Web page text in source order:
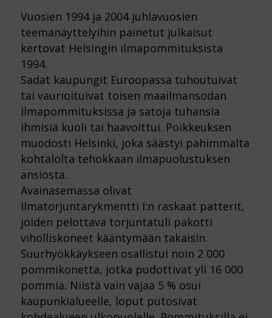
Vuosien 1994 ja 2004 juhlavuosien
teemanäyttelyihin painetut julkaisut
kertovat Helsingin ilmapommituksista
1994.
Sadat kaupungit Euroopassa tuhoutuivat
tai vaurioituivat toisen maailmansodan
ilmapommituksissa ja satoja tuhansia
ihmisiä kuoli tai haavoittui. Poikkeuksen
muodosti Helsinki, joka säästyi pahimmalta
kohtalolta tehokkaan ilmapuolustuksen
ansiosta.
Avainasemassa olivat
Ilmatorjuntarykmentti I:n raskaat patterit,
joiden pelottava torjuntatuli pakotti
viholliskoneet kääntymään takaisin.
Suurhyökkäykseen osallistui noin 2 000
pommikonetta, jotka pudottivat yli 16 000
pommia. Niistä vain vajaa 5 % osui
kaupunkialueelle, loput putosivat